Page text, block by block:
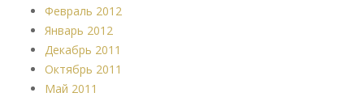
Февраль 2012
Январь 2012
Декабрь 2011
Октябрь 2011
Май 2011